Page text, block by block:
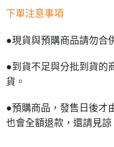
下單注意事項
●現貨與預購商品請勿合
●到貨不足與分批到貨的
貨。
●預購商品，發售日後才
也會全額退款，還請見諒